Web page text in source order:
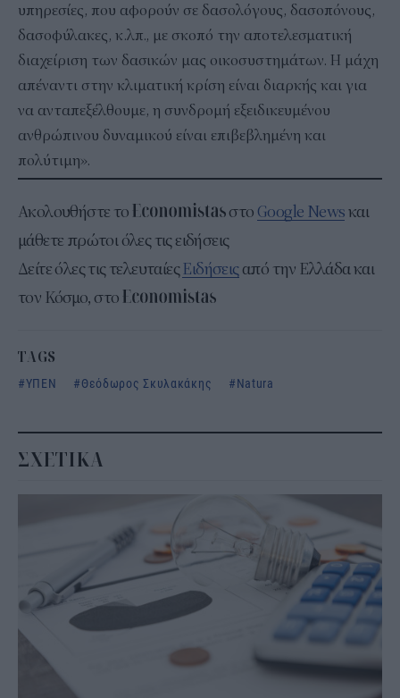
υπηρεσίες, που αφορούν σε δασολόγους, δασοπόνους,
δασοφύλακες, κ.λπ., με σκοπό την αποτελεσματική
διαχείριση των δασικών μας οικοσυστημάτων. Η μάχη
απέναντι στην κλιματική κρίση είναι διαρκής και για
να ανταπεξέλθουμε, η συνδρομή εξειδικευμένου
ανθρώπινου δυναμικού είναι επιβεβλημένη και
πολύτιμη».
Ακολουθήστε το στο Google Newsκαι
μάθετε πρώτοι όλες τις ειδήσεις
Δείτε όλες τις τελευταίεςΕιδήσειςαπό την Ελλάδα και
τον Κόσμο, στο
TAGS
ΥΠΕΝ
Θεόδωρος Σκυλακάκης Natura
ΣΧΕΤΙΚΑ